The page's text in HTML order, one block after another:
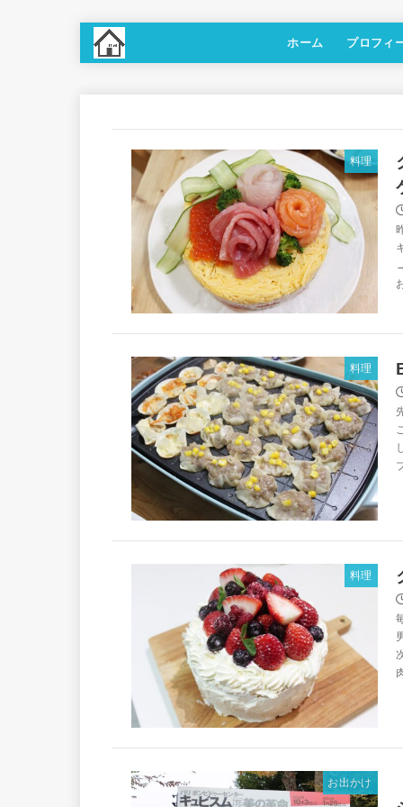
ホーム プロフィ
料理
料理
料理
お出かけ